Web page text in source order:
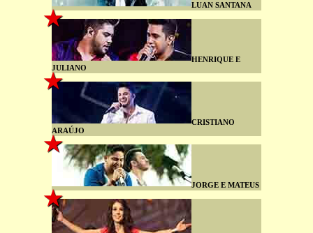
LUAN SANTANA
HENRIQUE E
JULIANO
CRISTIANO
ARAÚJO
JORGE E MATEUS